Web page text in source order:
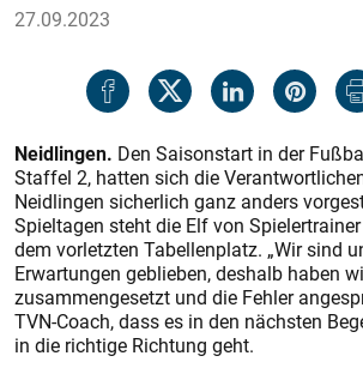
27.09.2023
Neidlingen. Den Saisonstart in der
Staffel 2, hatten sich die
Neidlingen sicherlich ganz anders
Spieltagen steht die Elf von
dem vorletzten Tabellenplatz. „Wir sind
Erwartungen geblieben, deshalb haben
zusammengesetzt und die Fehler
TVN-Coach, dass es in den nächsten
in die richtige Richtung geht.